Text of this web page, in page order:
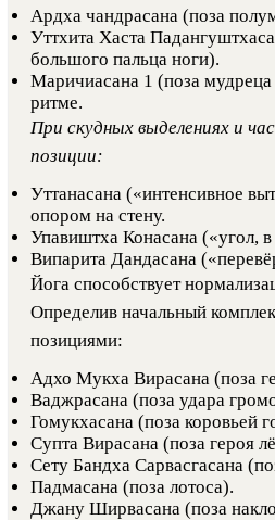
Ардха чандрасана (поза
Уттхита Хаста
большого пальца ноги).
Маричиасана 1 (поза
ритме.
При скудных выделениях и
позиции:
Уттанасана («интенсивное
опором на стену.
Упавиштха Конасана («угол,
Випарита Дандасана
Йога способствует
Определив начальный
позициями:
Адхо Мукха Вирасана (поза
Ваджрасана (поза удара
Гомукхасана (поза коровьей
Супта Вирасана (поза героя
Сету Бандха Сарвасгасана
Падмасана (поза лотоса).
Джану Ширвасана (поза